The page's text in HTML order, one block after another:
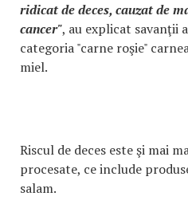
ridicat de deces, cauzat de
cancer", au explicat savanţii
categoria "carne roşie"
miel.
Riscul de deces este şi mai
procesate, ce include
salam.